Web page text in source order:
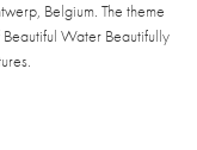
Belgium. The theme
Water Beautifully